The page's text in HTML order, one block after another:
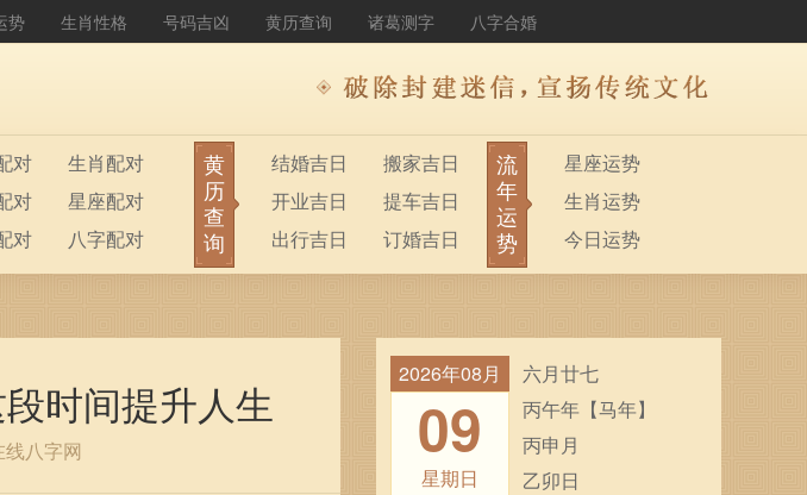
势 生肖性格 号码吉凶 黄历查询 诸葛测字 八字合婚
对
生肖配对
对
星座配对
对
八字配对
黄
历
查
询
结婚吉日
搬家吉日
开业吉日
提车吉日
出行吉日
订婚吉日
流
年
运
势
星座运势
生肖运势
今日运势
时间提升人生
八字网
2026年08月
09
星期日
六月廿七
丙午年【马年】
丙申月
乙卯日